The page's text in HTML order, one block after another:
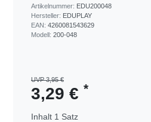
Artikelnummer: EDU200048
Hersteller: EDUPLAY
EAN: 4260081543629
Modell: 200-048
UVP 3,95 €
3,29 € *
Inhalt 1 Satz